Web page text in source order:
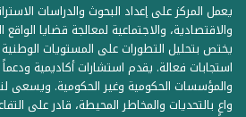
يعمل المركز على إعداد البحوث والدراسات
والاقتصادية، والاجتماعية لمعالجة قضايا
يختص بتحليل التطورات على المستويات الوطنية
استجابات فعالة. يقدم استشارات أكاديمية ودعماً
والمؤسسات الحكومية وغير الحكومية. ويسعى
واعٍ بالتحديات والمخاطر المحيطة، قادر على